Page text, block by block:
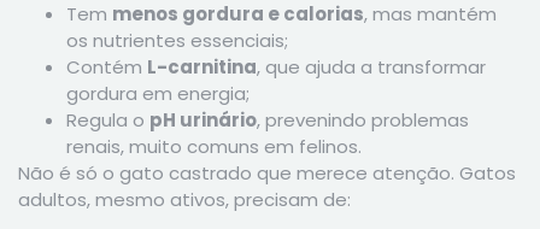
Tem menos gordura e calorias, mas mantém
os nutrientes essenciais;
Contém L-carnitina, que ajuda a transformar
gordura em energia;
Regula o pH urinário, prevenindo problemas
renais, muito comuns em felinos.
Não é só o gato castrado que merece atenção. Gatos
adultos, mesmo ativos, precisam de: